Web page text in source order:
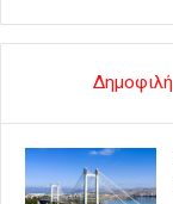
Δημοφιλή